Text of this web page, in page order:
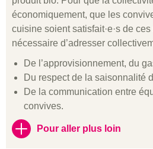
économiquement, que les
cuisine soient satisfait·e·s de
nécessaire d’adresser
De l’approvisionnement, du
Du respect de la saisonnalité
De la communication entre
convives.
Pour aller plus loin